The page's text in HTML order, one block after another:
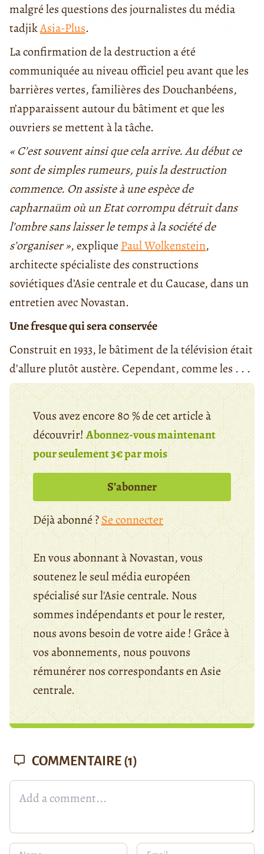
malgré les questions des journalistes du média
tadjikAsia-Plus.
La confirmation de la destruction a été
communiquée au niveau officiel peu avant que les
barrières vertes, familières des Douchanbéens,
n’apparaissent autour du bâtiment et que les
ouvriers se mettent à la tâche.
« C’est souvent ainsi que cela arrive. Au début ce
sont de simples rumeurs, puis la destruction
commence. On assiste à une espèce de
capharnaüm où un Etat corrompu détruit dans
l’ombre sans laisser le temps à la société de
s’organiser », explique Paul Wolkenstein,
architecte spécialiste des constructions
soviétiques d’Asie centrale et du Caucase, dans un
entretien avec Novastan.
Une fresque qui sera conservée
Construit en 1933, le bâtiment de la télévision était
d’allure plutôt austère. Cependant, comme les . . .
Vous avez encore 80 % de cet article à
découvrir!Abonnez-vous maintenant
pour seulement 3€ par mois
S’abonner
Déjà abonné ?Se connecter
En vous abonnant à Novastan, vous
soutenez le seul média européen
spécialisé sur l'Asie centrale. Nous
sommes indépendants et pour le rester,
nous avons besoin de votre aide ! Grâce à
vos abonnements, nous pouvons
rémunérer nos correspondants en Asie
centrale.
COMMENTAIRE (1)